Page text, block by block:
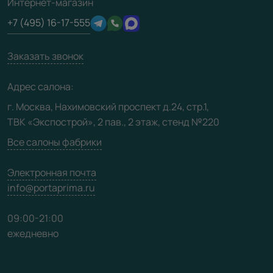
Отзывы клиентов
Техническая информация
Юридическая информация
Сертификаты
Производство
Вакансии
Карта сайта
+7 (495) 16-17-555
Заказать звонок
Адрес салона:
г. Москва, Нахимовский проспект д.24, стр.1,
ТВК «Экспострой», 2 пав., 2 этаж, стенд №220
Все салоны фабрики
Электронная почта
info@portaprima.ru
09:00-21:00
ежедневно